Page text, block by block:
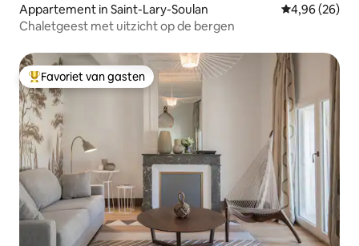
Appartement in Saint-Lary-Soulan Gemiddelde
4,96 (26)
Chaletgeest met uitzicht op de bergen
Topfavoriet van gasten
Favoriet van gasten